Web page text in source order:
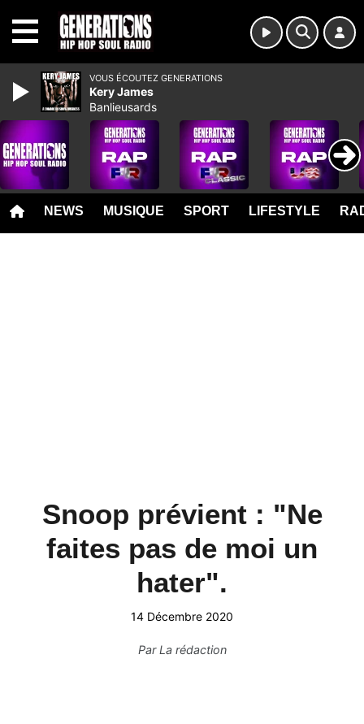
NEWS MUSIQUE SPORT LIFESTYLE
Snoop prévient : "Ne
faites pas de moi un
hater".
14 Décembre 2020
ParLa rédaction
VOUS ÉCOUTEZ GENERATIONS
Kery James
Banlieusards